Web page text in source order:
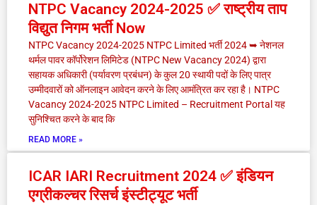
NTPC Vacancy 2024-2025 ✅ राष्ट्रीय ताप
विद्युत निगम भर्ती Now
NTPC Vacancy 2024-2025 NTPC Limited भर्ती 2024 ➥ नेशनल
थर्मल पावर कॉर्पोरेशन लिमिटेड (NTPC New Vacancy 2024) द्वारा
सहायक अधिकारी (पर्यावरण प्रबंधन) के कुल 20 स्थायी पदों के लिए पात्र
उम्मीदवारों को ऑनलाइन आवेदन करने के लिए आमंत्रित कर रहा है। NTPC
Vacancy 2024-2025 NTPC Limited – Recruitment Portal यह
सुनिश्चित करने के बाद कि
READ MORE »
ICAR IARI Recruitment 2024 ✅ इंडियन
एग्रीकल्चर रिसर्च इंस्टीट्यूट भर्ती